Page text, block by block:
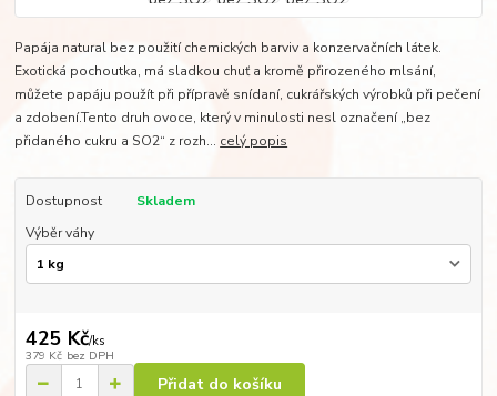
Papája natural bez použití chemických barviv a konzervačních látek.
Exotická pochoutka, má sladkou chuť a kromě přirozeného mlsání,
můžete papáju použít při přípravě snídaní, cukrářských výrobků při pečení
a zdobení.Tento druh ovoce, který v minulosti nesl označení „bez
přidaného cukru a SO2“ z rozh... celý popis
Dostupnost
Skladem
Výběr váhy
425 Kč/ks
379 Kč bez DPH
Přidat do košíku